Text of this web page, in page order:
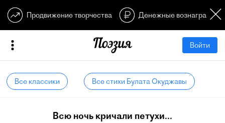
Продвижение творчества Денежные
Войти
Все классики Все стихи Булата Окуджавы
Всю ночь кричали петухи...